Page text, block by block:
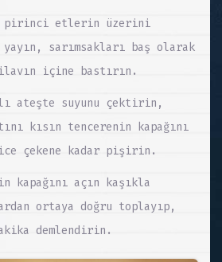
pirinci etlerin üzerini
sarımsakları baş olarak
içine bastırın.
ateşte suyunu çektirin,
kısın tencerenin kapağını
çekene kadar pişirin.
kapağını açın kaşıkla
ortaya doğru toplayıp,
demlendirin.